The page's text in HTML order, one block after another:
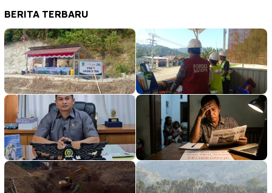
BERITA TERBARU